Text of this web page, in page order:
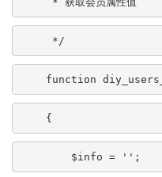
*/
function
{
$info = '';